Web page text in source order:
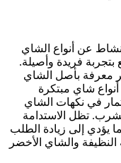
عن أنواع الشاي
فريدة وأصيلة.
معرفة بأصل الشاي
شاي مبتكرة
في نكهات الشاي
تظل الاستدامة
إلى زيادة الطلب
والشاي الأخضر